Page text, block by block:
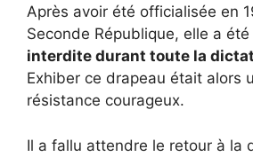
Après avoir été officialisée en
Seconde République, elle a été
interdite durant toute la
Exhiber ce drapeau était alors
résistance courageux.
Il a fallu attendre le retour à la